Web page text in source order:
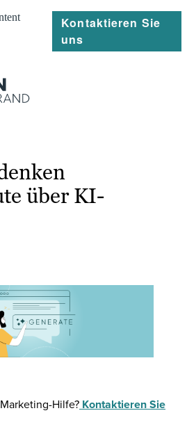
Kontaktieren Sie
uns
über KI-
Hilfe? Kontaktieren Sie